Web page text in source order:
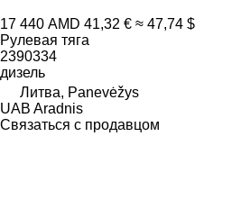
17 440 AMD 41,32 € ≈ 47,74 $
Рулевая тяга
2390334
дизель
Литва, Panevėžys
UAB Aradnis
Связаться с продавцом